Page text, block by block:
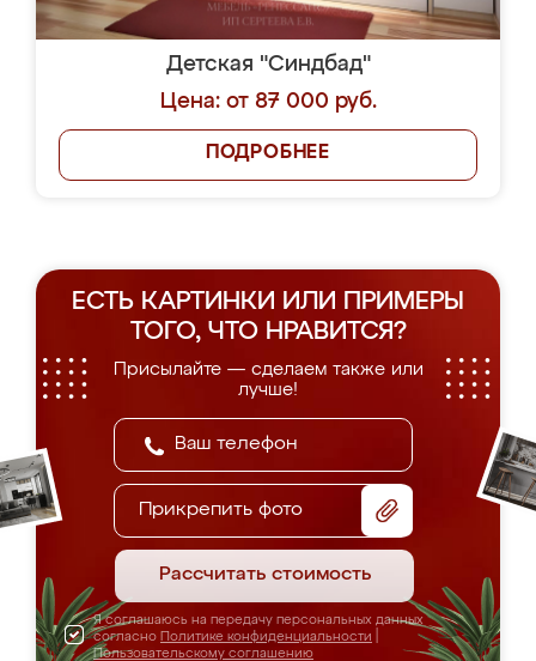
Детская "Синдбад"
Цена: от 87 000 руб.
ПОДРОБНЕЕ
ЕСТЬ КАРТИНКИ ИЛИ ПРИМЕРЫ
ТОГО, ЧТО НРАВИТСЯ?
Присылайте — сделаем также или
лучше!
Прикрепить фото
Рассчитать стоимость
Я соглашаюсь на передачу персональных данных
согласно Политике конфиденциальности
Пользовательскому соглашению